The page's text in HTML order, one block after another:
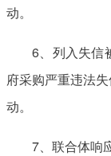
动。
6、列入失信
府采购严重违法
动。
7、联合体